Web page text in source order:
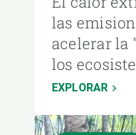
las
acelerar la
los
EXPLORAR